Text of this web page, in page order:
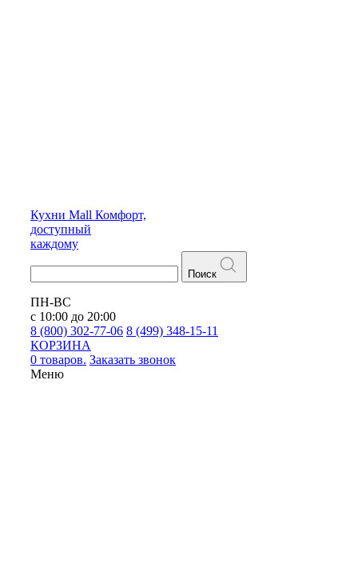
Кухни Mall Комфорт,
доступный
каждому
Поиск
ПН-ВС
с 10:00 до 20:00
8 (800) 302-77-06 8 (499) 348-15-11
КОРЗИНА
0 товаров. Заказать звонок
Меню